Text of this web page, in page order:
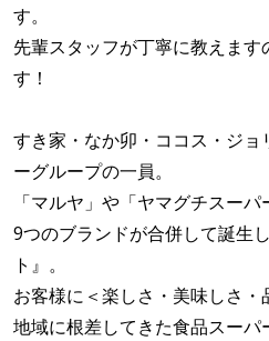
す。
先輩スタッフが丁寧に教えま
す！
すき家・なか卯・ココス・ジョ
ーグループの一員。
「マルヤ」や「ヤマグチスーパ
9つのブランドが合併して誕生
ト』。
お客様に＜楽しさ・美味しさ・
地域に根差してきた食品スーパ